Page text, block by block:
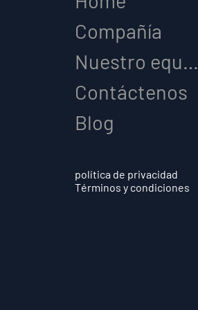
Compañía
Nuestro equipo
Contáctenos
Blog
política de privacidad
Términos y condiciones